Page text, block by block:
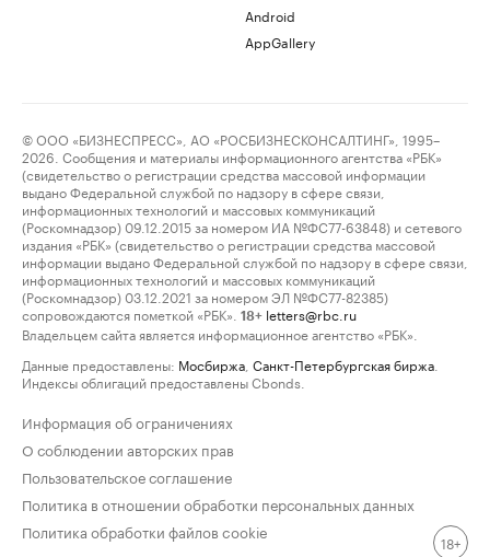
Android
AppGallery
© ООО «БИЗНЕСПРЕСС», АО «РОСБИЗНЕСКОНСАЛТИНГ», 1995–
2026. Сообщения и материалы информационного агентства «РБК»
(свидетельство о регистрации средства массовой информации
выдано Федеральной службой по надзору в сфере связи,
информационных технологий и массовых коммуникаций
(Роскомнадзор) 09.12.2015 за номером ИА №ФС77-63848) и сетевого
издания «РБК» (свидетельство о регистрации средства массовой
информации выдано Федеральной службой по надзору в сфере связи,
информационных технологий и массовых коммуникаций
(Роскомнадзор) 03.12.2021 за номером ЭЛ №ФС77-82385)
сопровождаются пометкой «РБК».
18+ letters@rbc.ru
Владельцем сайта является информационное агентство «РБК».
Данные предоставлены: Мосбиржа Санкт-Петербургская биржа
Индексы облигаций предоставлены Cbonds.
Информация об ограничениях
О соблюдении авторских прав
Пользовательское соглашение
Политика в отношении обработки персональных данных
Политика обработки файлов cookie
18+